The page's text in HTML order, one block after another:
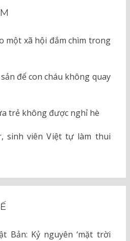
một xã hội đắm chìm trong
để con cháu không quay
trẻ không được nghỉ hè
sinh viên Việt tự làm thui
Bản: Kỷ nguyên ‘mặt trời